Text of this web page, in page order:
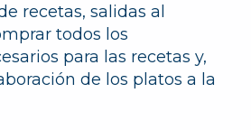
recetas, salidas al
todos los
para las recetas y,
de los platos a la